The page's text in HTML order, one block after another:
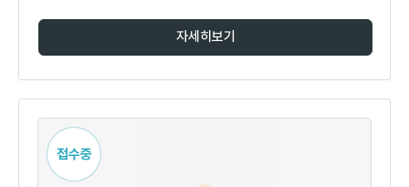
자세히보기
접수중